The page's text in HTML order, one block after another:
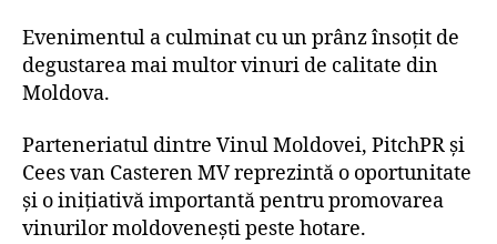
Evenimentul a culminat cu un prânz însoțit de
degustarea mai multor vinuri de calitate din
Moldova.
Parteneriatul dintre Vinul Moldovei, PitchPR și
Cees van Casteren MV reprezintă o oportunitate
și o inițiativă importantă pentru promovarea
vinurilor moldovenești peste hotare.